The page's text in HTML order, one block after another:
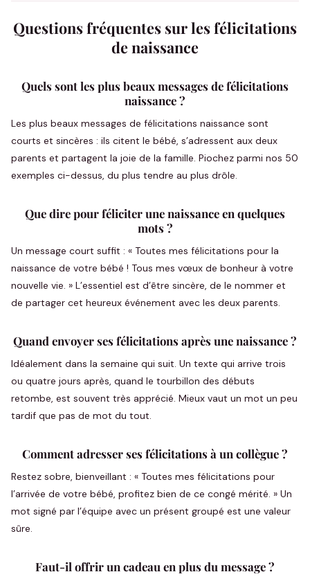
Questions fréquentes sur les félicitations
de naissance
Quels sont les plus beaux messages de félicitations
naissance ?
Les plus beaux messages de félicitations naissance sont
courts et sincères : ils citent le bébé, s’adressent aux deux
parents et partagent la joie de la famille. Piochez parmi nos 50
exemples ci-dessus, du plus tendre au plus drôle.
Que dire pour féliciter une naissance en quelques
mots ?
Un message court suffit : « Toutes mes félicitations pour la
naissance de votre bébé ! Tous mes vœux de bonheur à votre
nouvelle vie. » L’essentiel est d’être sincère, de le nommer et
de partager cet heureux événement avec les deux parents.
Quand envoyer ses félicitations après une naissance ?
Idéalement dans la semaine qui suit. Un texte qui arrive trois
ou quatre jours après, quand le tourbillon des débuts
retombe, est souvent très apprécié. Mieux vaut un mot un peu
tardif que pas de mot du tout.
Comment adresser ses félicitations à un collègue ?
Restez sobre, bienveillant : « Toutes mes félicitations pour
l’arrivée de votre bébé, profitez bien de ce congé mérité. » Un
mot signé par l’équipe avec un présent groupé est une valeur
sûre.
Faut-il offrir un cadeau en plus du message ?